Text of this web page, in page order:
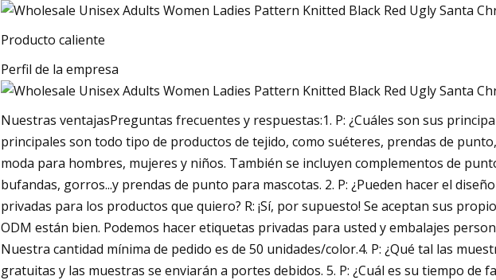
Producto caliente
Perfil de la empresa
Nuestras ventajasPreguntas frecuentes y respuestas:1. P: ¿Cuáles son sus
principales son todo tipo de productos de tejido, como suéteres, prendas de
moda para hombres, mujeres y niños. También se incluyen complementos de
bufandas, gorros...y prendas de punto para mascotas. 2. P: ¿Pueden hacer el
privadas para los productos que quiero? R: ¡Sí, por supuesto! Se aceptan sus
ODM están bien. Podemos hacer etiquetas privadas para usted y embalajes
Nuestra cantidad mínima de pedido es de 50 unidades/color.4. P: ¿Qué tal las
gratuitas y las muestras se enviarán a portes debidos. 5. P: ¿Cuál es su tiempo de